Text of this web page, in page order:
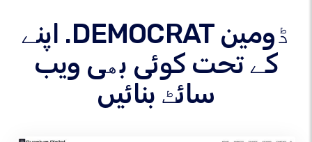
اپنے .DEMOCRAT ڈومین
کے تحت کوئی بھی ویب
سائٹ بنائیں